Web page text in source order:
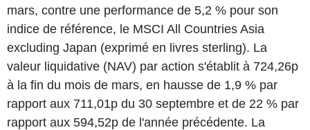
mars, contre une performance de 5,2 % pour son
indice de référence, le MSCI All Countries Asia
excluding Japan (exprimé en livres sterling). La
valeur liquidative (NAV) par action s'établit à 724,26p
à la fin du mois de mars, en hausse de 1,9 % par
rapport aux 711,01p du 30 septembre et de 22 % par
rapport aux 594,52p de l'année précédente. La